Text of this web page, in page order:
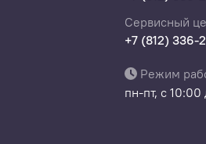
Сервисный
+7 (812) 336-
Режим
пн-пт, с 10:00